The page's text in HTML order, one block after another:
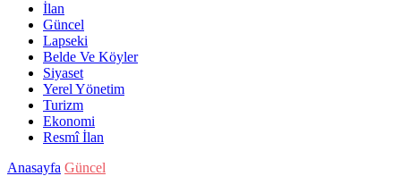
İlan
Güncel
Lapseki
Belde Ve Köyler
Siyaset
Yerel Yönetim
Turizm
Ekonomi
Resmî İlan
Anasayfa Güncel